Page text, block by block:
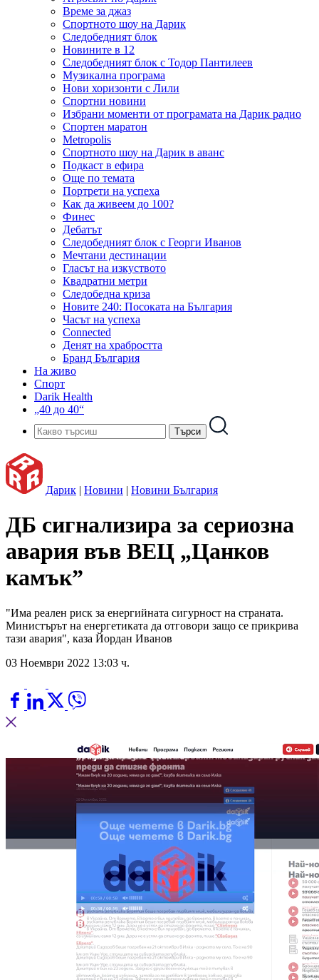
Време за джаз
Спортното шоу на Дарик
Следобедният блок
Новините в 12
Следобедният блок с Тодор Пантилеев
Музикална програма
Нови хоризонти с Лили
Спортни новини
Избрани моменти от програмата на Дарик радио
Спортен маратон
Metropolis
Спортното шоу на Дарик в аванс
Подкаст в ефира
Още по темата
Портрети на успеха
Как да живеем до 100?
Финес
Дебатът
Следобедният блок с Георги Иванов
Мечтани дестинации
Гласът на изкуството
Квадратни метри
Следобедна криза
Новите 240: Посоката на България
Часът на успеха
Connected
Денят на храбростта
Бранд България
На живо
Спорт
Darik Health
„40 до 40“
Дарик | Новини | Новини България
ДБ сигнализира за сериозна
авария във ВЕЦ „Цанков
камък”
"Има реален риск за енергийната сигурност на страната.
Министърът на енергетиката да отговори защо се прикрива
тази авария", каза Йордан Иванов
03 Ноември 2022 13:03 ч.